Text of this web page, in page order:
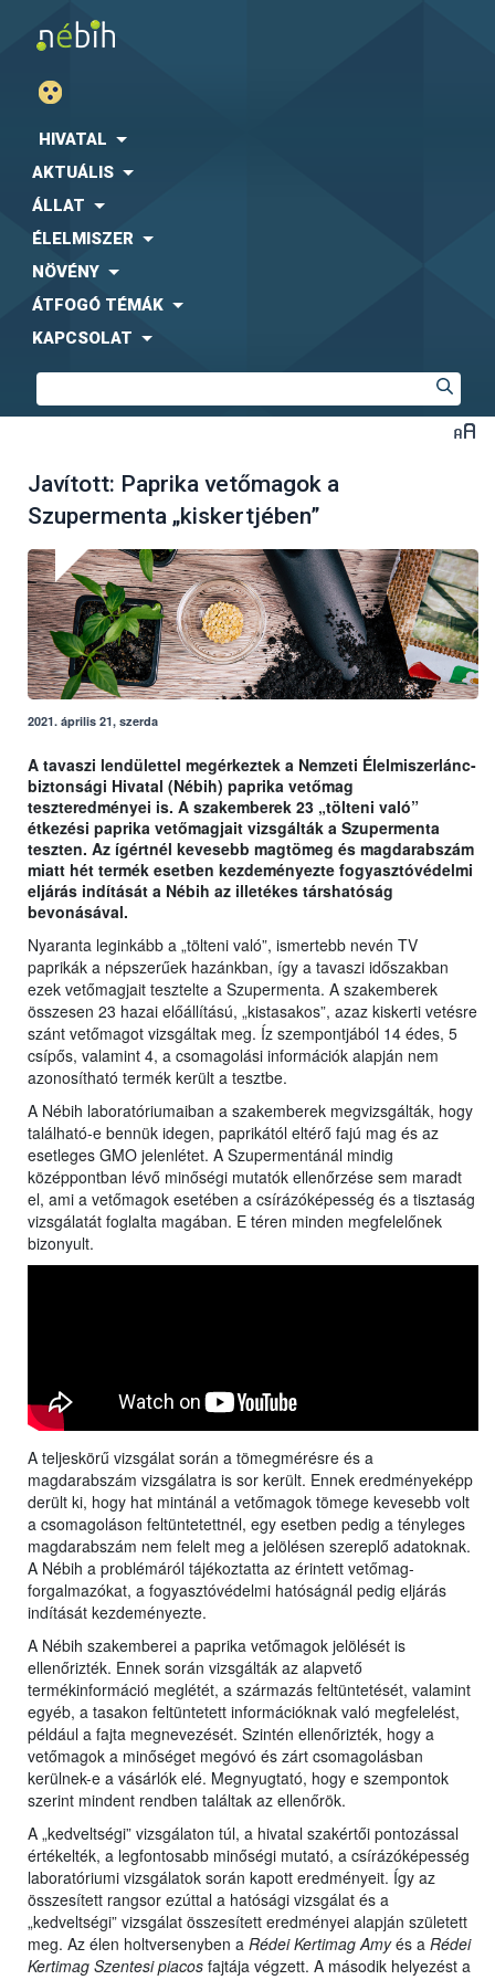
HIVATAL
AKTUÁLIS
ÁLLAT
ÉLELMISZER
NÖVÉNY
ÁTFOGÓ TÉMÁK
KAPCSOLAT
Javított: Paprika vetőmagok a
Szupermenta „kiskertjében”
2021. április 21, szerda
A tavaszi lendülettel megérkeztek a Nemzeti Élelmiszerlánc-
biztonsági Hivatal (Nébih) paprika vetőmag
teszteredményei is. A szakemberek 23 „tölteni való”
étkezési paprika vetőmagjait vizsgálták a Szupermenta
teszten. Az ígértnél kevesebb magtömeg és magdarabszám
miatt hét termék esetben kezdeményezte fogyasztóvédelmi
eljárás indítását a Nébih az illetékes társhatóság
bevonásával.
Nyaranta leginkább a „tölteni való”, ismertebb nevén TV
paprikák a népszerűek hazánkban, így a tavaszi időszakban
ezek vetőmagjait tesztelte a Szupermenta. A szakemberek
összesen 23 hazai előállítású, „kistasakos”, azaz kiskerti vetésre
szánt vetőmagot vizsgáltak meg. Íz szempontjából 14 édes, 5
csípős, valamint 4, a csomagolási információk alapján nem
azonosítható termék került a tesztbe.
A Nébih laboratóriumaiban a szakemberek megvizsgálták, hogy
található-e bennük idegen, paprikától eltérő fajú mag és az
esetleges GMO jelenlétet. A Szupermentánál mindig
középpontban lévő minőségi mutatók ellenőrzése sem maradt
el, ami a vetőmagok esetében a csírázóképesség és a tisztaság
vizsgálatát foglalta magában. E téren minden megfelelőnek
bizonyult.
A teljeskörű vizsgálat során a tömegmérésre és a
magdarabszám vizsgálatra is sor került. Ennek eredményeképp
derült ki, hogy hat mintánál a vetőmagok tömege kevesebb volt
a csomagoláson feltüntetettnél, egy esetben pedig a tényleges
magdarabszám nem felelt meg a jelölésen szereplő adatoknak.
A Nébih a problémáról tájékoztatta az érintett vetőmag-
forgalmazókat, a fogyasztóvédelmi hatóságnál pedig eljárás
indítását kezdeményezte.
A Nébih szakemberei a paprika vetőmagok jelölését is
ellenőrizték. Ennek során vizsgálták az alapvető
termékinformáció meglétét, a származás feltüntetését, valamint
egyéb, a tasakon feltüntetett információknak való megfelelést,
például a fajta megnevezését. Szintén ellenőrizték, hogy a
vetőmagok a minőséget megóvó és zárt csomagolásban
kerülnek-e a vásárlók elé. Megnyugtató, hogy e szempontok
szerint mindent rendben találtak az ellenőrök.
A „kedveltségi” vizsgálaton túl, a hivatal szakértői pontozással
értékelték, a legfontosabb minőségi mutató, a csírázóképesség
laboratóriumi vizsgálatok során kapott eredményeit. Így az
összesített rangsor ezúttal a hatósági vizsgálat és a
„kedveltségi” vizsgálat összesített eredményei alapján született
meg. Az élen holtversenyben a Rédei Kertimag Amyés a Rédei
Kertimag Szentesi piacos fajtája végzett. A második helyezést a